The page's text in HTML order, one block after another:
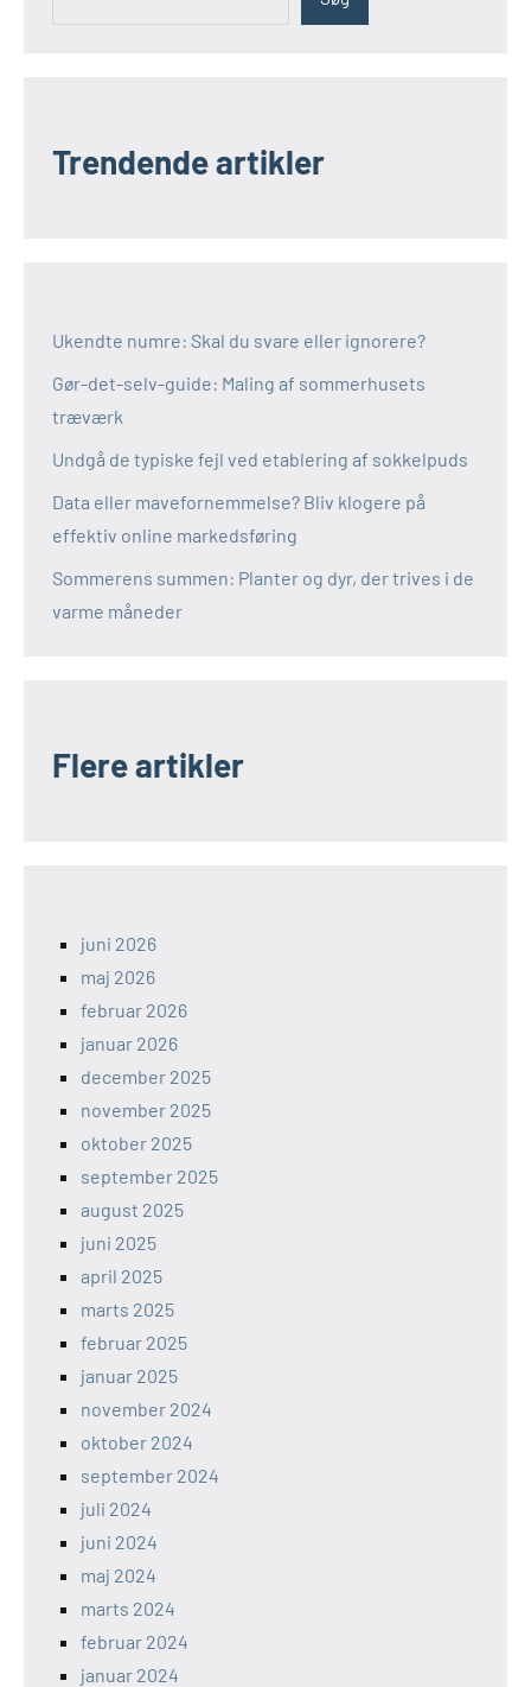
Trendende artikler
Ukendte numre: Skal du svare eller ignorere?
Gør-det-selv-guide: Maling af sommerhusets
træværk
Undgå de typiske fejl ved etablering af sokkelpuds
Data eller mavefornemmelse? Bliv klogere på
effektiv online markedsføring
Sommerens summen: Planter og dyr, der trives i de
varme måneder
Flere artikler
juni 2026
maj 2026
februar 2026
januar 2026
december 2025
november 2025
oktober 2025
september 2025
august 2025
juni 2025
april 2025
marts 2025
februar 2025
januar 2025
november 2024
oktober 2024
september 2024
juli 2024
juni 2024
maj 2024
marts 2024
februar 2024
januar 2024